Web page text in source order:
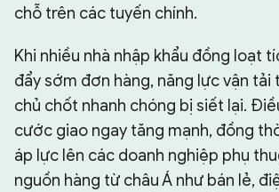
chỗ trên các tuyến chính.
Khi nhiều nhà nhập khẩu đồng loạt
đẩy sớm đơn hàng, năng lực vận tải
chủ chốt nhanh chóng bị siết lại.
cước giao ngay tăng mạnh, đồng
áp lực lên các doanh nghiệp phụ
nguồn hàng từ châu Á như bán lẻ,